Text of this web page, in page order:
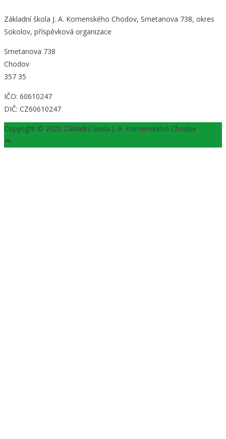
Základní škola J. A. Komenského Chodov, Smetanova 738, okres
Sokolov, příspěvková organizace
Smetanova 738
Chodov
357 35
IČO: 60610247
DIČ: CZ60610247
Copyright © 2020 Základní škola J. A. Komenského Chodov